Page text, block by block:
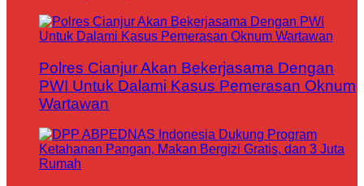
Polres Cianjur Akan Bekerjasama Dengan
PWI Untuk Dalami Kasus Pemerasan Oknum
Wartawan